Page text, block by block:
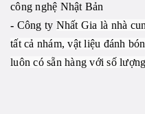
công nghệ Nhật Bản
- Công ty Nhất Gia là nhà
tất cả nhám, vật liệu đánh
luôn có sẵn hàng với số